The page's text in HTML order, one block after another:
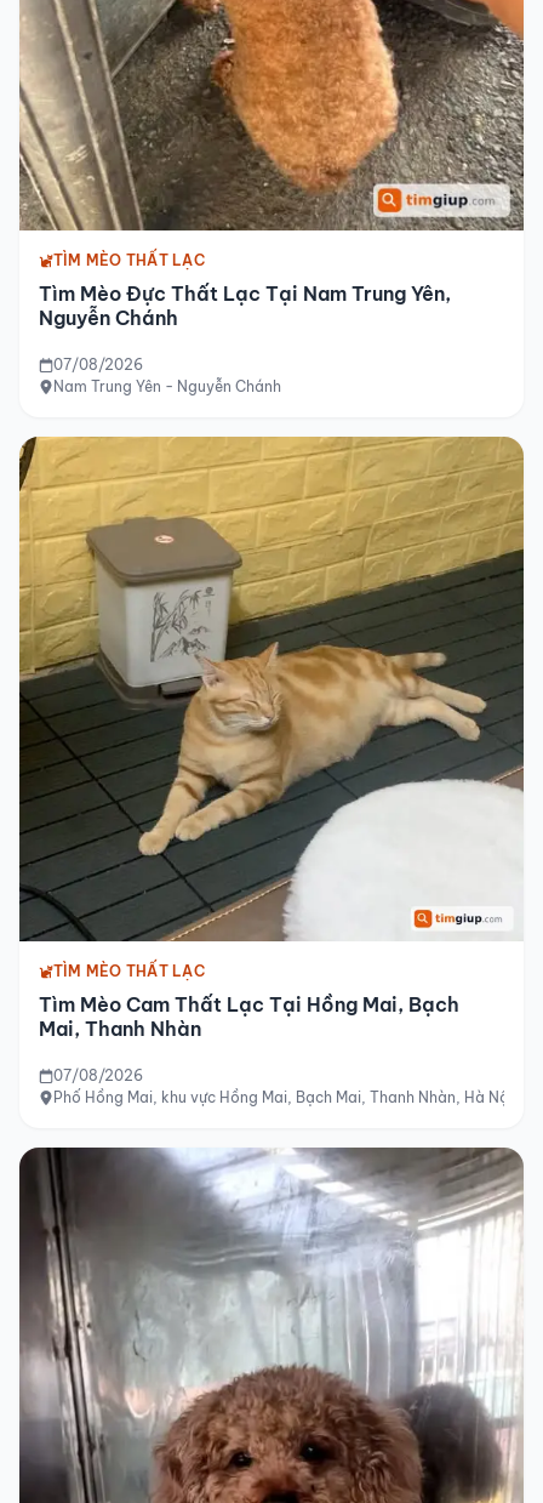
TÌM MÈO THẤT LẠC
Tìm Mèo Đực Thất Lạc Tại Nam Trung Yên,
Nguyễn Chánh
07/08/2026
Nam Trung Yên - Nguyễn Chánh
TÌM MÈO THẤT LẠC
Tìm Mèo Cam Thất Lạc Tại Hồng Mai, Bạch
Mai, Thanh Nhàn
07/08/2026
Phố Hồng Mai, khu vực Hồng Mai, Bạch Mai, Thanh Nhàn, Hà Nội